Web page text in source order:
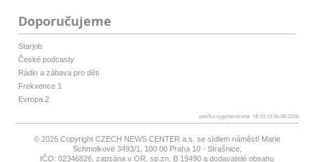
Doporučujeme
Starjob
České podcasty
Rádio a zábava pro děti
Frekvence 1
Evropa 2
patička vygenerovaná: 18:10:13 06.08.2026
© 2026 Copyright CZECH NEWS CENTER a.s. se sídlem náměstí Marie
Schmolkové 3493/1, 100 00 Praha 10 - Strašnice,
IČO: 02346826, zapsána v OR, sp.zn. B 19490 a dodavatelé obsahu